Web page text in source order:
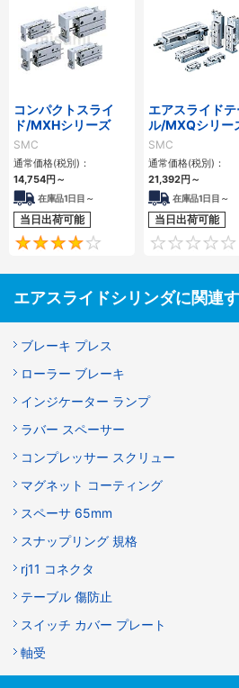
コンパクトスライ
ド/MXHシリーズ
SMC
通常価格(税別)：
14,754円～
在庫品1日目～
当日出荷可能
4
エアスライド
ル/MXQシリー
SMC
通常価格(税別)：
21,392円～
在庫品1日目～
当日出荷可能
エアスライドシリンダに関連
ブレーキ プレス
ローラー ブレーキ
インジケーター ランプ
ラバー スペーサー
コンプレッサー スクリュー
マグネット コーティング
スペーサ 65mm
スナップリング 規格
rj11 コネクタ
テーブル 傷防止
スイッチ カバー プレート
軸受